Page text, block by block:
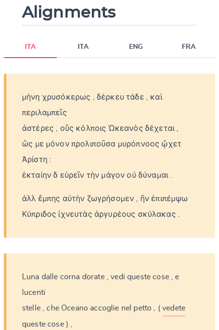
Alignments
ITA ITA ENG FRA
μήνη χρυσόκερως δέρκευ τάδε
καὶ
περιλαμπεῖς
ἀστέρες
οὓς κόλποις Ὠκεανὸς δέχεται
ὥς με μόνον προλιποῦσα μυρόπνοος ᾤχετ
Ἀρίστη :
ἑκταίην δ εὑρεῖν τὴν μάγον οὐ δύναμαι
ἀλλ ἔμπης αὐτὴν ζωγρήσομεν ἢν ἐπιπέμψω
Κύπριδος ἰχνευτὰς ἀργυρέους σκύλακας
Luna dalle corna dorate vedi queste cose
e
lucenti
stelle
che Oceano accoglie nel petto ( vedete
queste cose )